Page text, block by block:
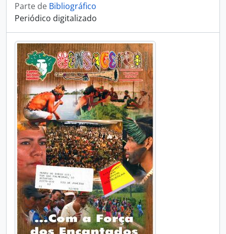
Parte de Bibliográfico
Periódico digitalizado